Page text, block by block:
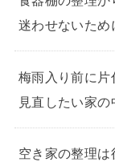
迷わせないため
梅雨入り前に片
見直したい家の
空き家の整理